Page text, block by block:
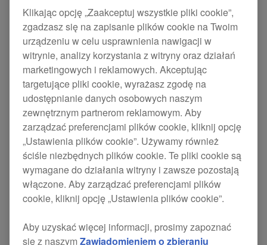
Added a button to cancel downloading
Pulselocker offline tracks.
Depending on connected computers
and DJ equipment, noise may occur
when using PC MASTER OUT.
Fixed:
Potential freeze during certain
operations while using Pro DJ Link.
Potential flash of enlarged waveform
when the waveform drawing rate is set
to Low Speed.
incorrectly in single FX mode.
Klikając opcję „Zaakceptuj wszystkie pliki cookie”,
zgadzasz się na zapisanie plików cookie na Twoim
urządzeniu w celu usprawnienia nawigacji w
witrynie, analizy korzystania z witryny oraz działań
marketingowych i reklamowych. Akceptując
targetujące pliki cookie, wyrażasz zgodę na
udostępnianie danych osobowych naszym
zewnętrznym partnerom reklamowym. Aby
zarządzać preferencjami plików cookie, kliknij opcję
„Ustawienia plików cookie”. Używamy również
ściśle niezbędnych plików cookie. Te pliki cookie są
wymagane do działania witryny i zawsze pozostają
włączone. Aby zarządzać preferencjami plików
cookie, kliknij opcję „Ustawienia plików cookie”.
Aby uzyskać więcej informacji, prosimy zapoznać
się z naszym Zawiadomieniem o zbieraniu